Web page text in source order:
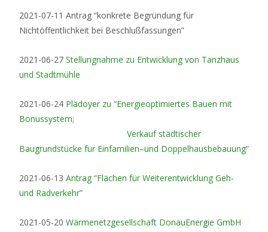
2021-07-11 Antrag “konkrete Begründung für
Nichtöffentlichkeit bei Beschlußfassungen”
2021-06-27 Stellungnahme zu Entwicklung von Tanzhaus
und Stadtmühle
2021-06-24 Plädoyer zu “Energieoptimiertes Bauen mit
Bonussystem;
Verkauf städtischer
Baugrundstücke für Einfamilien–und Doppelhausbebauung”
2021-06-13 Antrag “Flächen für Weiterentwicklung Geh-
und Radverkehr”
2021-05-20 Wärmenetzgesellschaft DonauEnergie GmbH